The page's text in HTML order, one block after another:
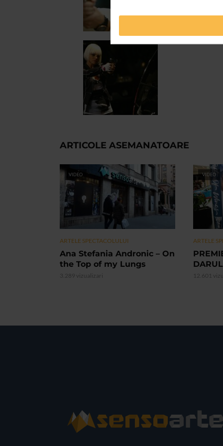
ARTICOLE ASEMANATOARE
VIDEO
ARTELE SPECTACOLULUI
Ana Stefania Andronic – On
the Top of my Lungs
3.289 vizualizari
VIDEO
ARTELE
12.601